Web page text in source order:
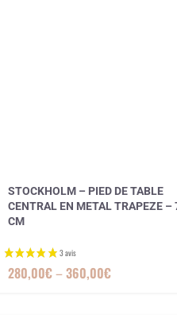
STOCKHOLM – PIED DE TABLE
CENTRAL EN METAL TRAPEZE –
CM
280,00€–360,00€